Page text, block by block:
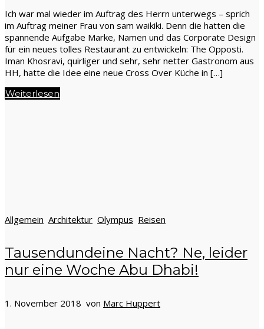
Ich war mal wieder im Auftrag des Herrn unterwegs – sprich
im Auftrag meiner Frau von sam waikiki. Denn die hatten die
spannende Aufgabe Marke, Namen und das Corporate Design
für ein neues tolles Restaurant zu entwickeln: The Opposti.
Iman Khosravi, quirliger und sehr, sehr netter Gastronom aus
HH, hatte die Idee eine neue Cross Over Küche in […]
Weiterlesen
Allgemein Architektur Olympus Reisen
Tausendundeine Nacht? Ne, leider
nur eine Woche Abu Dhabi!
1. November 2018 von Marc Huppert